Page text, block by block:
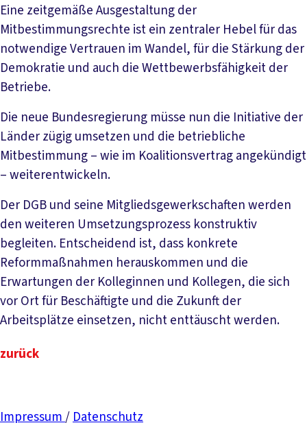
Eine zeitgemäße Ausgestaltung der
Mitbestimmungsrechte ist ein zentraler Hebel für das
notwendige Vertrauen im Wandel, für die Stärkung der
Demokratie und auch die Wettbewerbsfähigkeit der
Betriebe.
Die neue Bundesregierung müsse nun die Initiative der
Länder zügig umsetzen und die betriebliche
Mitbestimmung – wie im Koalitionsvertrag angekündigt
– weiterentwickeln.
Der DGB und seine Mitgliedsgewerkschaften werden
den weiteren Umsetzungsprozess konstruktiv
begleiten. Entscheidend ist, dass konkrete
Reformmaßnahmen herauskommen und die
Erwartungen der Kolleginnen und Kollegen, die sich
vor Ort für Beschäftigte und die Zukunft der
Arbeitsplätze einsetzen, nicht enttäuscht werden.
zurück
Impressum/Datenschutz